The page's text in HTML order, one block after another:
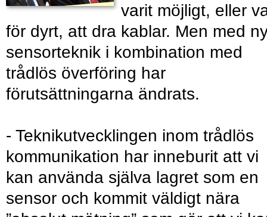
varit möjligt, eller
för dyrt, att dra kablar. Men med
sensorteknik i kombination med
trådlös överföring har
förutsättningarna ändrats.
- Teknikutvecklingen inom trådlös
kommunikation har inneburit att vi
kan använda själva lagret som en
sensor och kommit väldigt nära